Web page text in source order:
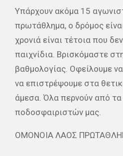
Υπάρχουν ακόμα 15
πρωτάθλημα, ο δρόμος
χρονιά είναι τέτοια που
παιχνίδια. Βρισκόμαστε
βαθμολογίας. Οφείλουμε
να επιστρέψουμε στα
άμεσα. Όλα περνούν από
ποδοσφαιριστών μας.
ΟΜΟΝΟΙΑ ΛΑΟΣ